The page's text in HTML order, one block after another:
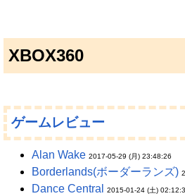
XBOX360
ゲームレビュー
Alan Wake 2017-05-29 (月) 23:48:26
Borderlands(ボーダーランズ)
Dance Central 2015-01-24 (土)